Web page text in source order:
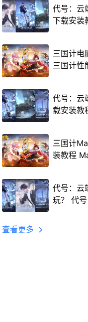
代号：云
下载安装
三国计电
三国计性
代号：云
载安装教
三国计
装教程
代号：云
玩？ 代
查看更多